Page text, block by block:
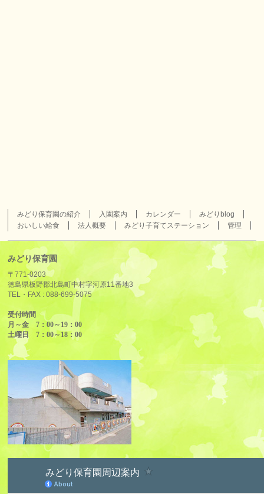
みどり保育園の紹介 入園案内 カレンダー
みどりblog
おいしい給食
法人概要 みどり子育てステーション 管理
みどり保育園
〒771-0203
徳島県板野郡北島町中村字河原11番地3
TEL・FAX :088-699-5075
受付時間
月～金 7：00～19：00
土曜日 7：00～18：00